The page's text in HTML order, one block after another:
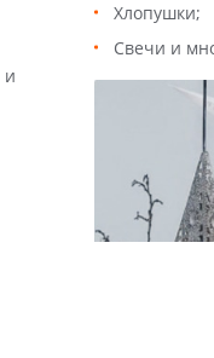
и
Хлопушки;
Свечи и